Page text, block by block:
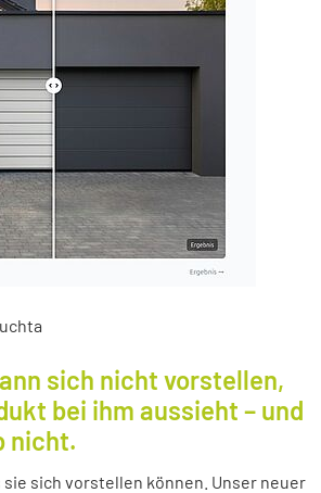
sich nicht vorstellen,
bei ihm aussieht – und
nicht.
sie sich vorstellen können. Unser neuer